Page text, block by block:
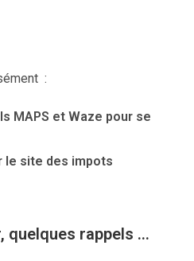
:
MAPS et Waze pour se
le site des impots
quelques rappels …